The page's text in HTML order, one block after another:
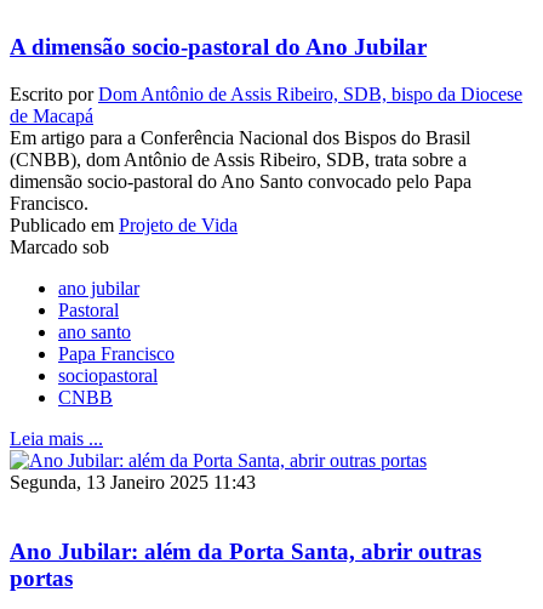
A dimensão socio-pastoral do Ano Jubilar
Escrito porDom Antônio de Assis Ribeiro, SDB, bispo da Diocese
de Macapá
Em artigo para a Conferência Nacional dos Bispos do Brasil
(CNBB), dom Antônio de Assis Ribeiro, SDB, trata sobre a
dimensão socio-pastoral do Ano Santo convocado pelo Papa
Francisco.
Publicado em Projeto de Vida
Marcado sob
ano jubilar
Pastoral
ano santo
Papa Francisco
sociopastoral
CNBB
Leia mais ...
Segunda, 13 Janeiro 2025 11:43
Ano Jubilar: além da Porta Santa, abrir outras
portas